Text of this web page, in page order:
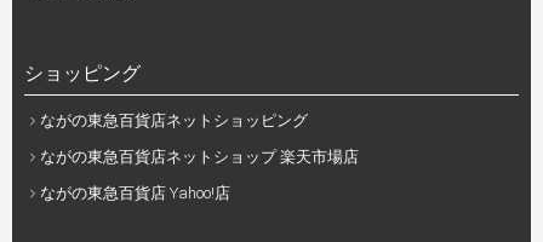
ショッピング
ながの東急百貨店ネットショッピング
ながの東急百貨店ネットショップ 楽天市場店
ながの東急百貨店 Yahoo!店